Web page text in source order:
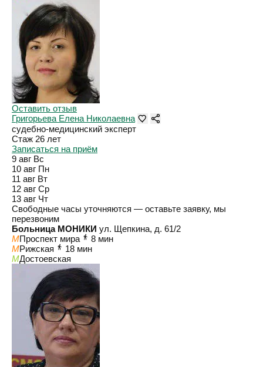
Оставить отзыв
Григорьева Елена Николаевна
судебно-медицинский эксперт
Стаж 26 лет
Записаться на приём
9 авг Вс
10 авг Пн
11 авг Вт
12 авг Ср
13 авг Чт
Свободные часы уточняются — оставьте заявку, мы
перезвоним
Больница МОНИКИ ул. Щепкина, д. 61/2
MПроспект мира
8 мин
MРижская
18 мин
MДостоевская